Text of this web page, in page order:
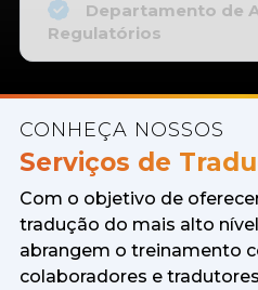
Departamento de
CONHEÇA NOSSOS
Serviços de
Com o objetivo de
tradução do mais alto
abrangem o treinamento
colaboradores e